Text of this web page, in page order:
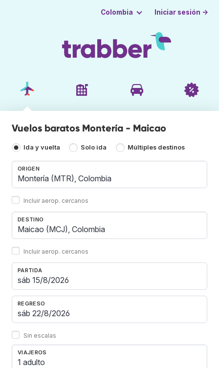
Colombia Iniciar sesión →
Vuelos baratos Montería - Maicao
Ida y vuelta Solo ida Múltiples destinos
ORIGEN
Incluir aerop. cercanos
DESTINO
Incluir aerop. cercanos
PARTIDA
REGRESO
Sin escalas
VIAJEROS
1 adulto